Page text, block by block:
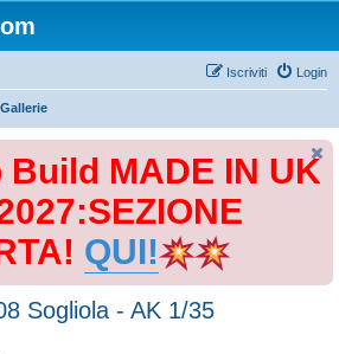
Login
Iscriviti
Gallerie
Build MADE IN UK
QUI!
Sogliola - AK 1/35